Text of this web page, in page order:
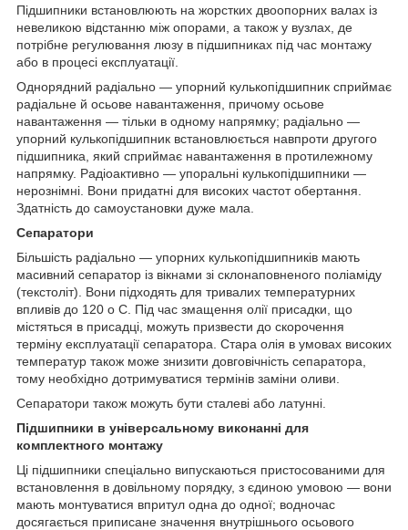
Підшипники встановлюють на жорстких двоопорних валах із
невеликою відстанню між опорами, а також у вузлах, де
потрібне регулювання люзу в підшипниках під час монтажу
або в процесі експлуатації.
Однорядний радіально — упорний кулькопідшипник сприймає
радіальне й осьове навантаження, причому осьове
навантаження — тільки в одному напрямку; радіально —
упорний кулькопідшипник встановлюється навпроти другого
підшипника, який сприймає навантаження в протилежному
напрямку. Радіоактивно — упоральні кулькопідшипники —
нерознімні. Вони придатні для високих частот обертання.
Здатність до самоустановки дуже мала.
Сепаратори
Більшість радіально — упорних кулькопідшипників мають
масивний сепаратор із вікнами зі склонаповненого поліаміду
(текстоліт). Вони підходять для тривалих температурних
впливів до 120 о С. Під час змащення олії присадки, що
містяться в присадці, можуть призвести до скорочення
терміну експлуатації сепаратора. Стара олія в умовах високих
температур також може знизити довговічність сепаратора,
тому необхідно дотримуватися термінів заміни оливи.
Сепаратори також можуть бути сталеві або латунні.
Підшипники в універсальному виконанні для
комплектного монтажу
Ці підшипники спеціально випускаються пристосованими для
встановлення в довільному порядку, з єдиною умовою — вони
мають монтуватися впритул одна до одної; водночас
досягається приписане значення внутрішнього осьового